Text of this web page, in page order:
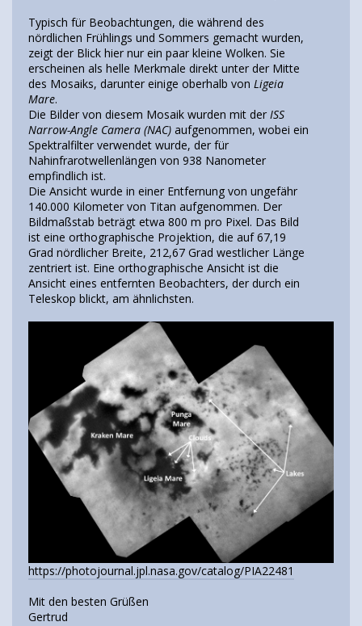
Typisch für Beobachtungen, die während des
nördlichen Frühlings und Sommers gemacht wurden,
zeigt der Blick hier nur ein paar kleine Wolken. Sie
erscheinen als helle Merkmale direkt unter der Mitte
des Mosaiks, darunter einige oberhalb von Ligeia
Mare.
Die Bilder von diesem Mosaik wurden mit der ISS
Narrow-Angle Camera (NAC) aufgenommen, wobei ein
Spektralfilter verwendet wurde, der für
Nahinfrarotwellenlängen von 938 Nanometer
empfindlich ist.
Die Ansicht wurde in einer Entfernung von ungefähr
140.000 Kilometer von Titan aufgenommen. Der
Bildmaßstab beträgt etwa 800 m pro Pixel. Das Bild
ist eine orthographische Projektion, die auf 67,19
Grad nördlicher Breite, 212,67 Grad westlicher Länge
zentriert ist. Eine orthographische Ansicht ist die
Ansicht eines entfernten Beobachters, der durch ein
Teleskop blickt, am ähnlichsten.
https://photojournal.jpl.nasa.gov/catalog/PIA22481
Mit den besten Grüßen
Gertrud